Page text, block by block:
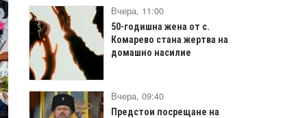
Вчера, 11:00
50-годишна жена от с.
Комарево стана жертва на
домашно насилие
Вчера, 09:40
Предстои посрещане на